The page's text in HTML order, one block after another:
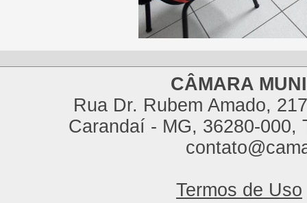
CÂMARA
Rua Dr. Rubem Amado,
Carandaí - MG, 36280-000,
Termos de Uso